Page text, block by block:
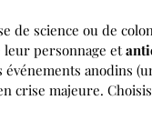
de science ou de
leur personnage et
anodins
crise majeure.